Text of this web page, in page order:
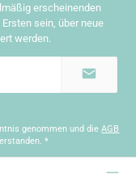
erscheinenden
sein, über neue
werden.
genommen und dieAGB
*